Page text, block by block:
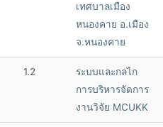
เทศบาลเมือง
หนองคาย อ.เมือง
จ.หนองคาย
1.2
ระบบและกลไก
การบริหารจัดการ
งานวิจัย MCUKK